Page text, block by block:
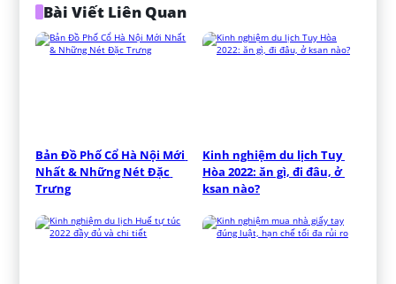
Bài Viết Liên Quan
Bản Đồ Phố Cổ Hà Nội Mới
Nhất & Những Nét Đặc
Trưng
Kinh nghiệm du lịch Tuy
Hòa 2022: ăn gì, đi đâu, ở
ksan nào?